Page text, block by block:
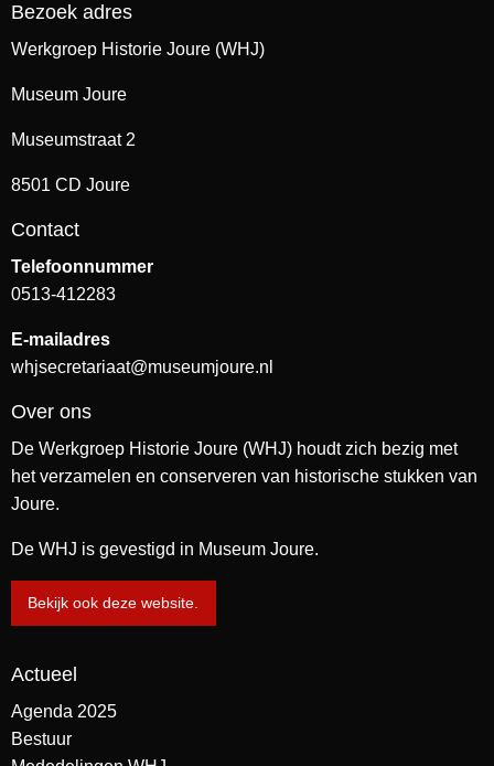
Bezoek adres
Werkgroep Historie Joure (WHJ)
Museum Joure
Museumstraat 2
8501 CD Joure
Contact
Telefoonnummer
0513-412283
E-mailadres
whjsecretariaat@museumjoure.nl
Over ons
De Werkgroep Historie Joure (WHJ) houdt zich bezig met
het verzamelen en conserveren van historische stukken van
Joure.
De WHJ is gevestigd in Museum Joure.
Bekijk ook deze website.
Actueel
Agenda 2025
Bestuur